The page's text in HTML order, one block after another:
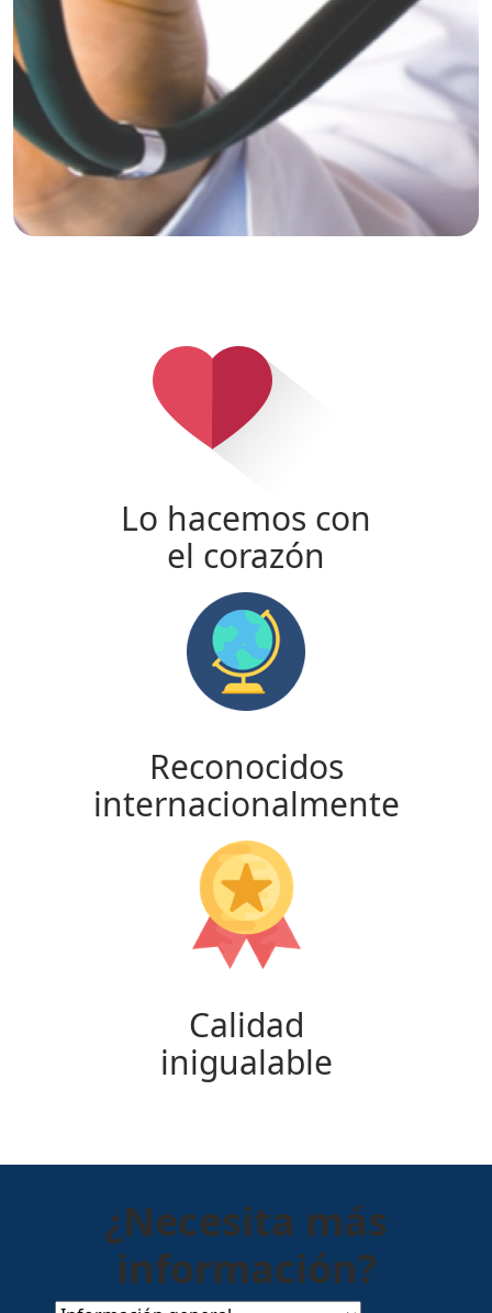
Lo hacemos con
el corazón
Reconocidos
internacionalmente
Calidad
inigualable
¿Necesita más
información?